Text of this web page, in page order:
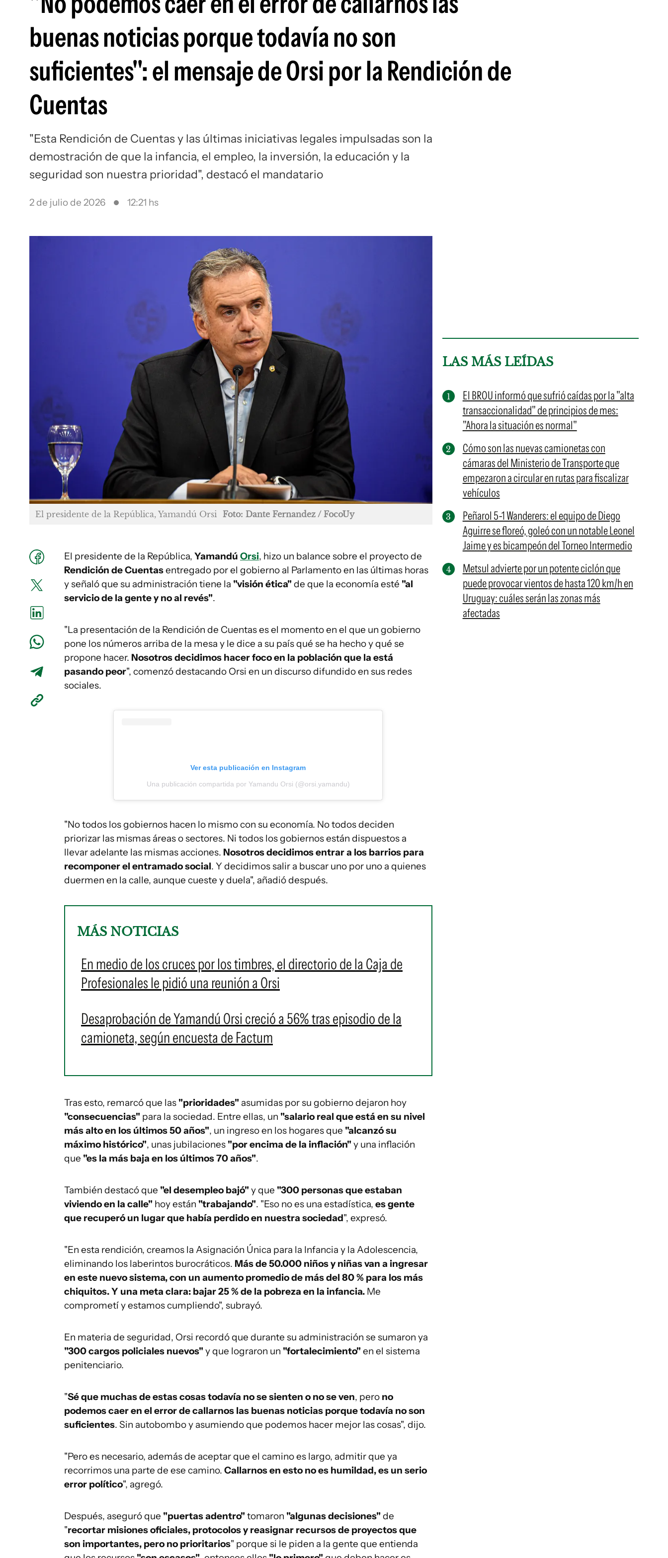
buenas noticias porque todavía no son
suficientes": el mensaje de Orsi por la Rendición de
Cuentas
"Esta Rendición de Cuentas y las últimas iniciativas legales impulsadas son la
demostración de que la infancia, el empleo, la inversión, la educación y la
seguridad son nuestra prioridad", destacó el mandatario
2 de julio de 2026 12:21 hs
El presidente de la República, Yamandú Orsi Foto: Dante Fernandez / FocoUy
El presidente de la República, Yamandú Orsi, hizo un balance sobre el proyecto de
Rendición de Cuentasentregado por el gobierno al Parlamento en las últimas horas
y señaló que su administración tiene la "visión ética"de que la economía esté "al
servicio de la gente y no al revés".
"La presentación de la Rendición de Cuentas es el momento en el que un gobierno
pone los números arriba de la mesa y le dice a su país qué se ha hecho y qué se
propone hacer. Nosotros decidimos hacer foco en la población que la está
pasando peor", comenzó destacando Orsi en un discurso difundido en sus redes
sociales.
Ver esta publicación en Instagram
Una publicación compartida por Yamandu Orsi (@orsi.yamandu)
"No todos los gobiernos hacen lo mismo con su economía. No todos deciden
priorizar las mismas áreas o sectores. Ni todos los gobiernos están dispuestos a
llevar adelante las mismas acciones. Nosotros decidimos entrar a los barrios para
recomponer el entramado social. Y decidimos salir a buscar uno por uno a quienes
duermen en la calle, aunque cueste y duela", añadió después.
MÁS NOTICIAS
En medio de los cruces por los timbres, el directorio de la Caja de
Profesionales le pidió una reunión a Orsi
Desaprobación de Yamandú Orsi creció a 56% tras episodio de la
camioneta, según encuesta de Factum
Tras esto, remarcó que las "prioridades" asumidas por su gobierno dejaron hoy
"consecuencias" para la sociedad. Entre ellas, un "salario real que está en su nivel
más alto en los últimos 50 años", un ingreso en los hogares que "alcanzó su
máximo histórico", unas jubilaciones "por encima de la inflación"y una inflación
que "es la más baja en los últimos 70 años".
También destacó que "el desempleo bajó"y que "300 personas que estaban
viviendo en la calle" hoy están "trabajando". "Eso no es una estadística, es gente
que recuperó un lugar que había perdido en nuestra sociedad", expresó.
"En esta rendición, creamos la Asignación Única para la Infancia y la Adolescencia,
eliminando los laberintos burocráticos. Más de 50.000 niños y niñas van a ingresar
en este nuevo sistema, con un aumento promedio de más del 80 % para los más
chiquitos. Y una meta clara: bajar 25 % de la pobreza en la infancia. Me
comprometí y estamos cumpliendo", subrayó.
En materia de seguridad, Orsi recordó que durante su administración se sumaron ya
"300 cargos policiales nuevos"y que lograron un "fortalecimiento"en el sistema
penitenciario.
"Sé que muchas de estas cosas todavía no se sienten o no se ven, pero no
podemos caer en el error de callarnos las buenas noticias porque todavía no son
suficientes. Sin autobombo y asumiendo que podemos hacer mejor las cosas", dijo.
"Pero es necesario, además de aceptar que el camino es largo, admitir que ya
recorrimos una parte de ese camino. Callarnos en esto no es humildad, es un serio
error político", agregó.
Después, aseguró que "puertas adentro"tomaron "algunas decisiones"de
"recortar misiones oficiales, protocolos y reasignar recursos de proyectos que
son importantes, pero no prioritarios" porque si le piden a la gente que entienda
LAS MÁS LEÍDAS
El BROU informó que sufrió caídas por la "alta
transaccionalidad" de principios de mes:
"Ahora la situación es normal"
Cómo son las nuevas camionetas con
cámaras del Ministerio de Transporte que
empezaron a circular en rutas para fiscalizar
vehículos
Peñarol 5-1 Wanderers: el equipo de Diego
Aguirre se floreó, goleó con un notable Leonel
Jaime y es bicampeón del Torneo Intermedio
Metsul advierte por un potente ciclón que
puede provocar vientos de hasta 120 km/h en
Uruguay: cuáles serán las zonas más
afectadas